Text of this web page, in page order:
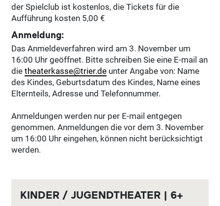
der Spielclub ist kostenlos, die Tickets für die
Aufführung kosten 5,00 €
Anmeldung:
Das Anmeldeverfahren wird am 3. November um
16:00 Uhr geöffnet. Bitte schreiben Sie eine E-mail an
die theaterkasse@trier.de unter Angabe von: Name
des Kindes, Geburtsdatum des Kindes, Name eines
Elternteils, Adresse und Telefonnummer.
Anmeldungen werden nur per E-mail entgegen
genommen. Anmeldungen die vor dem 3. November
um 16:00 Uhr eingehen, können nicht berücksichtigt
werden.
KINDER / JUGENDTHEATER | 6+